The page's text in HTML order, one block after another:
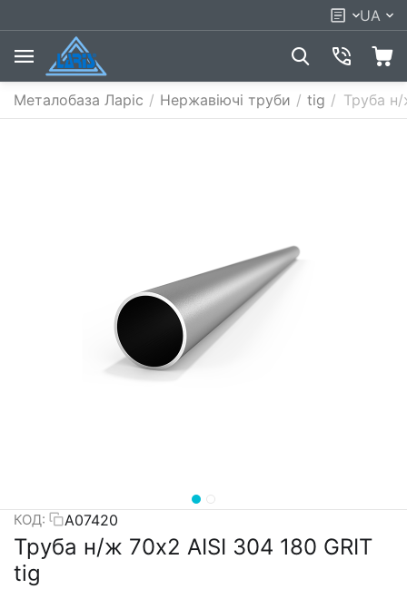
UA
Металобаза Ларіс / Нержавіючі труби / tig / Труба
КОД: А07420
Труба н/ж 70х2 AISI 304 180 GRIT
tig